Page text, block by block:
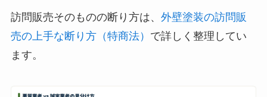
訪問販売そのものの断り方は、 外壁塗装の訪問販
売の上手な断り方（特商法） で詳しく整理してい
ます。